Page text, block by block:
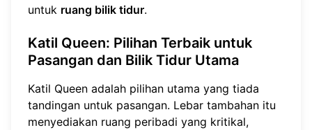
untuk ruang bilik tidur.
Katil Queen: Pilihan Terbaik untuk
Pasangan dan Bilik Tidur Utama
Katil Queen adalah pilihan utama yang tiada
tandingan untuk pasangan. Lebar tambahan itu
menyediakan ruang peribadi yang kritikal,